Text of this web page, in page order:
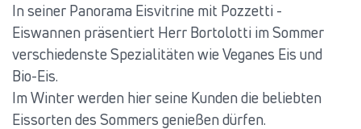
In seiner Panorama Eisvitrine mit Pozzetti -
Eiswannen präsentiert Herr Bortolotti im Sommer
verschiedenste Spezialitäten wie Veganes Eis und
Bio-Eis.
Im Winter werden hier seine Kunden die beliebten
Eissorten des Sommers genießen dürfen.